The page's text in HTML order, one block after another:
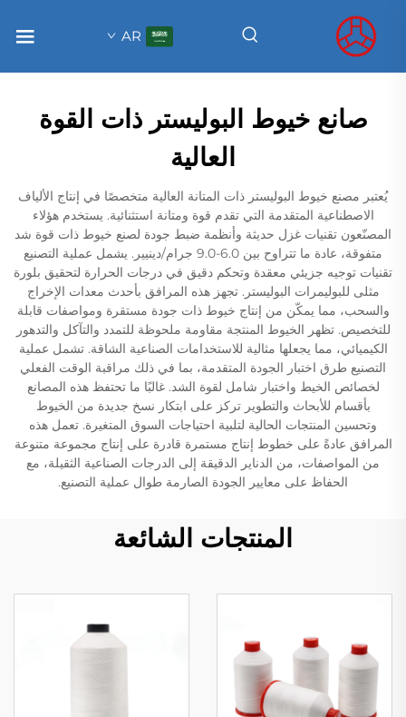
AR
صانع خيوط البوليستر ذات القوة
العالية
يُعتبر مصنع خيوط البوليستر ذات المتانة العالية متخصصًا في إنتاج الألياف
الاصطناعية المتقدمة التي تقدم قوة ومتانة استثنائية. يستخدم هؤلاء
المصنّعون تقنيات غزل حديثة وأنظمة ضبط جودة لصنع خيوط ذات قوة شد
متفوقة، عادة ما تتراوح بين 6.0-9.0 جرام/دينيير. يشمل عملية التصنيع
تقنيات توجيه جزيئي معقدة وتحكم دقيق في درجات الحرارة لتحقيق بلورة
مثلى للبوليمرات البوليستر. تجهز هذه المرافق بأحدث معدات الإخراج
والسحب، مما يمكّن من إنتاج خيوط ذات جودة مستقرة ومواصفات قابلة
للتخصيص. تظهر الخيوط المنتجة مقاومة ملحوظة للتمدد والتآكل والتدهور
الكيميائي، مما يجعلها مثالية للاستخدامات الصناعية الشاقة. تشمل عملية
التصنيع طرق اختبار الجودة المتقدمة، بما في ذلك مراقبة الوقت الفعلي
لخصائص الخيط واختبار شامل لقوة الشد. غالبًا ما تحتفظ هذه المصانع
بأقسام للأبحاث والتطوير تركز على ابتكار نسخ جديدة من الخيوط
وتحسين المنتجات الحالية لتلبية احتياجات السوق المتغيرة. تعمل هذه
المرافق عادةً على خطوط إنتاج مستمرة قادرة على إنتاج مجموعة متنوعة
من المواصفات، من الدناير الدقيقة إلى الدرجات الصناعية الثقيلة، مع
الحفاظ على معايير الجودة الصارمة طوال عملية التصنيع.
المنتجات الشائعة